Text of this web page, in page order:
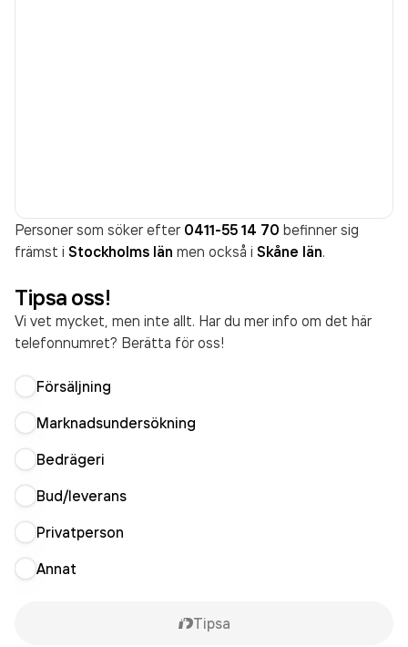
Personer som söker efter 0411-55 14 70 befinner sig
främst i Stockholms län men också i Skåne län.
Tipsa oss!
Vi vet mycket, men inte allt. Har du mer info om det här
telefonnumret? Berätta för oss!
Försäljning
Marknadsundersökning
Bedrägeri
Bud/leverans
Privatperson
Annat
Tipsa